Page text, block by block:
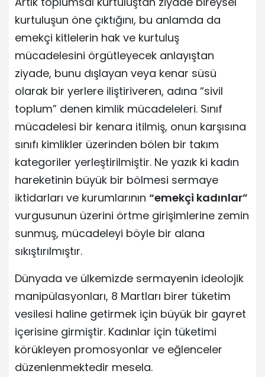
kurtuluşun öne çıktığını, bu anlamda da
emekçi kitlelerin hak ve kurtuluş
mücadelesini örgütleyecek anlayıştan
ziyade, bunu dışlayan veya kenar süsü
olarak bir yerlere iliştiriveren, adına “sivil
toplum” denen kimlik mücadeleleri. Sınıf
mücadelesi bir kenara itilmiş, onun karşısına
sınıfı kimlikler üzerinden bölen bir takım
kategoriler yerleştirilmiştir. Ne yazık ki kadın
hareketinin büyük bir bölmesi sermaye
iktidarları ve kurumlarının “emekçi kadınlar”
vurgusunun üzerini örtme girişimlerine zemin
sunmuş, mücadeleyi böyle bir alana
sıkıştırılmıştır.
Dünyada ve ülkemizde sermayenin ideolojik
manipülasyonları, 8 Martları birer tüketim
vesilesi haline getirmek için büyük bir gayret
içerisine girmiştir. Kadınlar için tüketimi
körükleyen promosyonlar ve eğlenceler
düzenlenmektedir mesela.